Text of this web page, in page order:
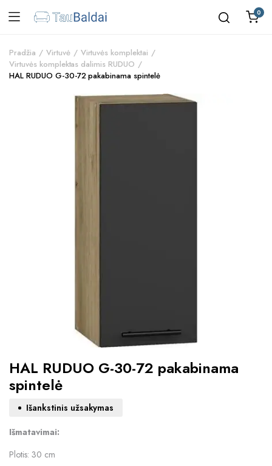
0
Pradžia Virtuvė
Virtuvės komplektai
Virtuvės komplektas dalimis RUDUO
HAL RUDUO G-30-72 pakabinama spintelė
HAL RUDUO G-30-72 pakabinama
spintelė
Išankstinis užsakymas
Išmatavimai:
Plotis: 30 cm